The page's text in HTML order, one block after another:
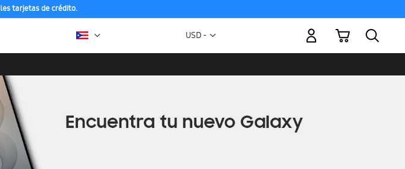
tarjetas de crédito.
Moneda
USD -
Mi carrito